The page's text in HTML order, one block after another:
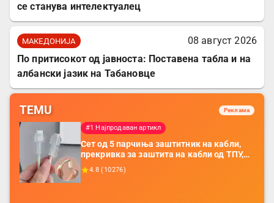
се станува интелектуалец
МАКЕДОНИЈА
08 август 2026
По притисокот од јавноста: Поставена табла и на
албански јазик на Табановце
TEMU Реклама
#1 Најпродаван артикл
Сет од 5 парчиња заштитник на кабли,
прекривка за заштита на кабли од ТПУ,
додатоци за заштита на кабли, без
батерија, за мобилни телефони, комплет
4.8 ( 10276)